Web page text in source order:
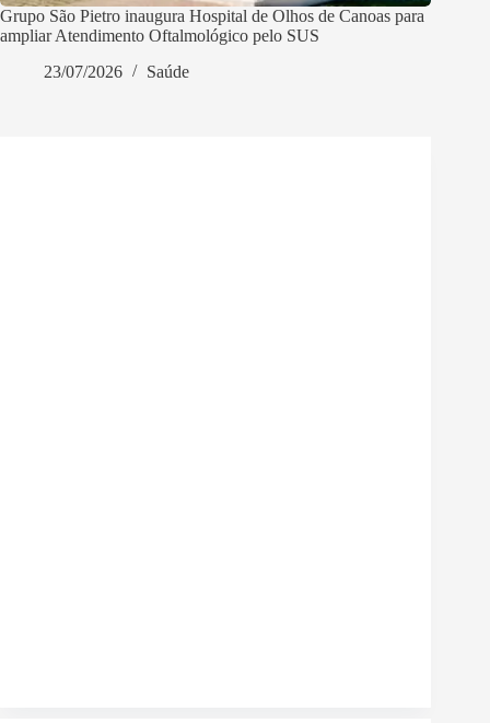
Grupo São Pietro inaugura Hospital de Olhos de Canoas para
ampliar Atendimento Oftalmológico pelo SUS
23/07/2026
Saúde